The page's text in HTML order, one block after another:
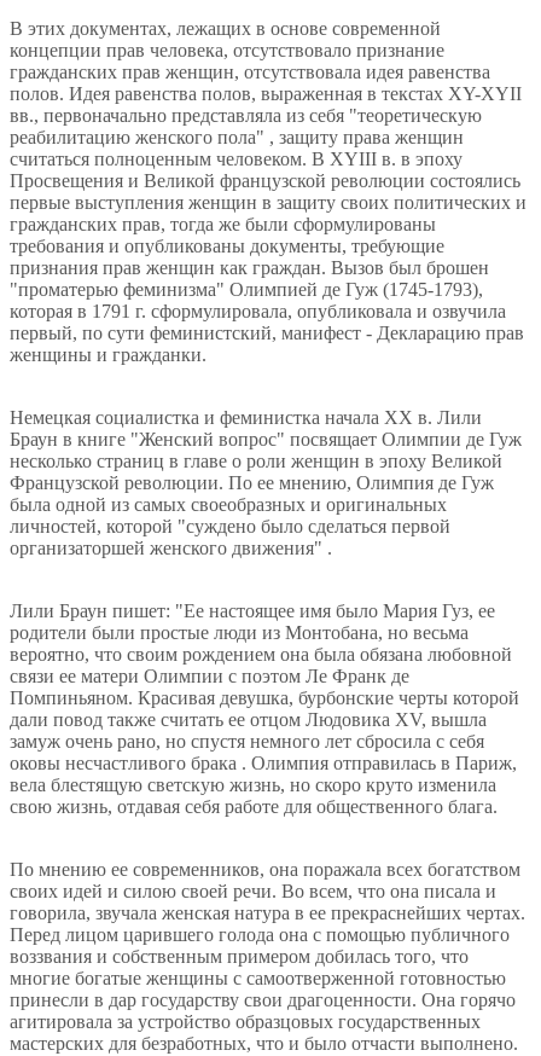
В этих документах, лежащих в основе современной
концепции прав человека, отсутствовало признание
гражданских прав женщин, отсутствовала идея равенства
полов. Идея равенства полов, выраженная в текстах XY-XYII
вв., первоначально представляла из себя "теоретическую
реабилитацию женского пола" , защиту права женщин
считаться полноценным человеком. В XYIII в. в эпоху
Просвещения и Великой французской революции состоялись
первые выступления женщин в защиту своих политических и
гражданских прав, тогда же были сформулированы
требования и опубликованы документы, требующие
признания прав женщин как граждан. Вызов был брошен
"проматерью феминизма" Олимпией де Гуж (1745-1793),
которая в 1791 г. сформулировала, опубликовала и озвучила
первый, по сути феминистский, манифест - Декларацию прав
женщины и гражданки.
Немецкая социалистка и феминистка начала ХХ в. Лили
Браун в книге "Женский вопрос" посвящает Олимпии де Гуж
несколько страниц в главе о роли женщин в эпоху Великой
Французской революции. По ее мнению, Олимпия де Гуж
была одной из самых своеобразных и оригинальных
личностей, которой "суждено было сделаться первой
организаторшей женского движения" .
Лили Браун пишет: "Ее настоящее имя было Мария Гуз, ее
родители были простые люди из Монтобана, но весьма
вероятно, что своим рождением она была обязана любовной
связи ее матери Олимпии с поэтом Ле Франк де
Помпиньяном. Красивая девушка, бурбонские черты которой
дали повод также считать ее отцом Людовика XV, вышла
замуж очень рано, но спустя немного лет сбросила с себя
оковы несчастливого брака . Олимпия отправилась в Париж,
вела блестящую светскую жизнь, но скоро круто изменила
свою жизнь, отдавая себя работе для общественного блага.
По мнению ее современников, она поражала всех богатством
своих идей и силою своей речи. Во всем, что она писала и
говорила, звучала женская натура в ее прекраснейших чертах.
Перед лицом царившего голода она с помощью публичного
воззвания и собственным примером добилась того, что
многие богатые женщины с самоотверженной готовностью
принесли в дар государству свои драгоценности. Она горячо
агитировала за устройство образцовых государственных
мастерских для безработных, что и было отчасти выполнено.